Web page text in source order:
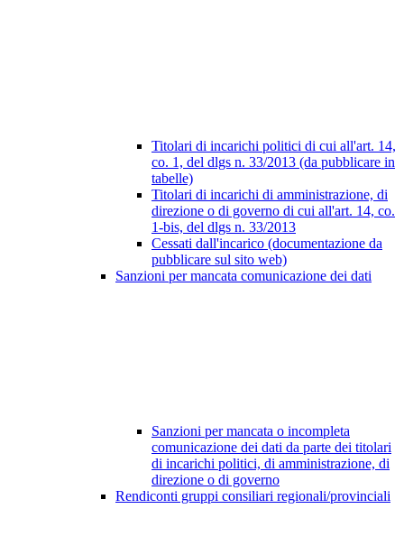
Titolari di incarichi politici di cui all'art. 14,
co. 1, del dlgs n. 33/2013 (da pubblicare in
tabelle)
Titolari di incarichi di amministrazione, di
direzione o di governo di cui all'art. 14, co.
1-bis, del dlgs n. 33/2013
Cessati dall'incarico (documentazione da
pubblicare sul sito web)
Sanzioni per mancata comunicazione dei dati
Sanzioni per mancata o incompleta
comunicazione dei dati da parte dei titolari
di incarichi politici, di amministrazione, di
direzione o di governo
Rendiconti gruppi consiliari regionali/provinciali